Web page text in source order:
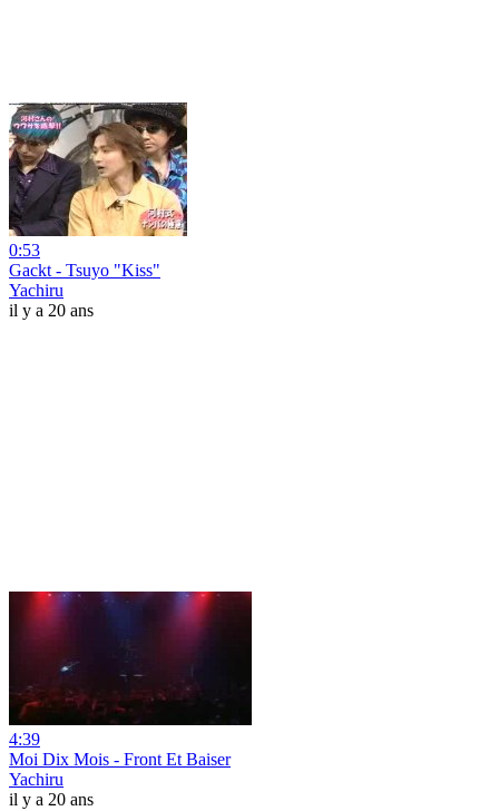
0:53
Gackt - Tsuyo "Kiss"
Yachiru
il y a 20 ans
4:39
Moi Dix Mois - Front Et Baiser
Yachiru
il y a 20 ans